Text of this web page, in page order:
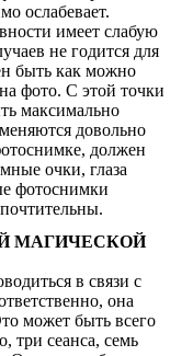
ослабевает.
имеет слабую
не годится для
быть как можно
фото. С этой точки
максимально
довольно
должен
очки, глаза
фотоснимки
МАГИЧЕСКОЙ
в связи с
она
может быть всего
три сеанса, семь